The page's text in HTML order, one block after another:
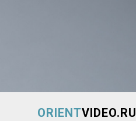
ORIENTVIDEO.RU